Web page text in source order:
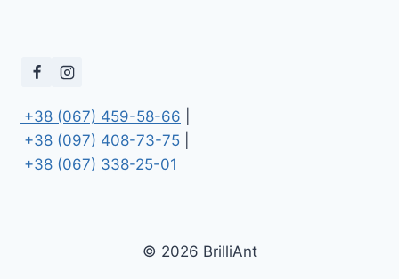
+38 (067) 459-58-66
+38 (097) 408-73-75
+38 (067) 338-25-01
© 2026 BrilliAnt